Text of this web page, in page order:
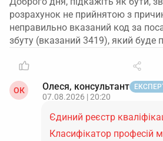
розрахунок не прийнятою з
неправильно вказаний код за
збуту (вказаний 3419), який буде
ОК Олеся, консультант
07.08.2026 | 20:20
Єдиний реєстр
Класифікатор професій